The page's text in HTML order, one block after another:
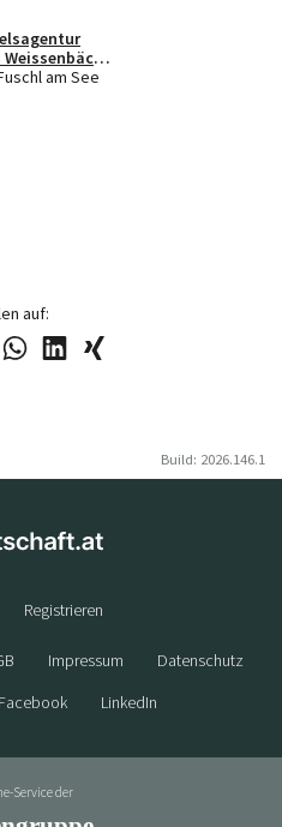
Weissenbäck
am See
auf:
Build: 2026.146.1
Registrieren
Impressum
Datenschutz
Facebook LinkedIn
Service der